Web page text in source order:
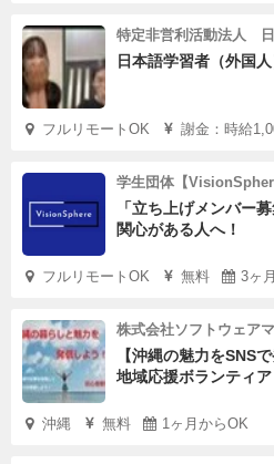
特定非営利活動法人
日本語学習者（外国
フルリモートOK 謝金：時給
学生団体【
「立ち上げメンバー
関心がある人へ！
フルリモートOK 無料 3ヶ
株式会社ソフトウェア
【沖縄の魅力をSNS
地域応援ボランティア
沖縄 無料 1ヶ月からOK